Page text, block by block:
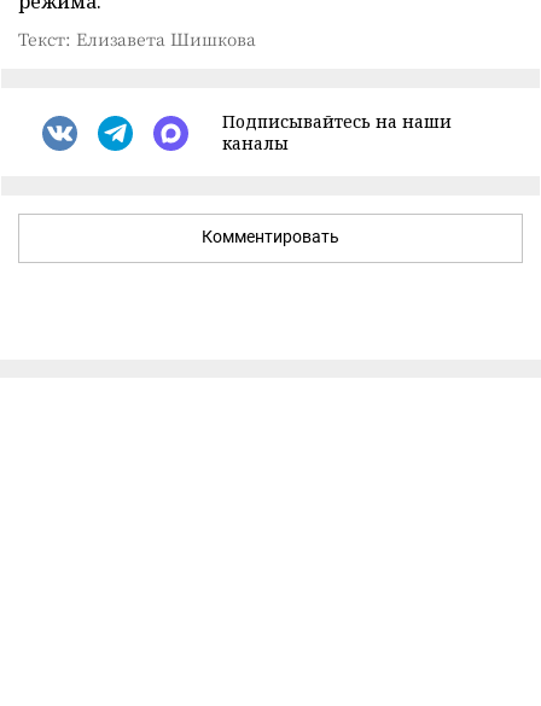
Текст: Елизавета Шишкова
Подписывайтесь на наши
каналы
Комментировать